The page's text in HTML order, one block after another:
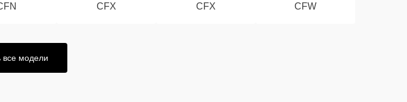
CFX
CFX
CFW
все модели